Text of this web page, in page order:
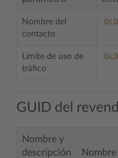
Nombre del
contacto
Límite de uso de
tráfico
GUID del
Nombre y
descripción
Nombre